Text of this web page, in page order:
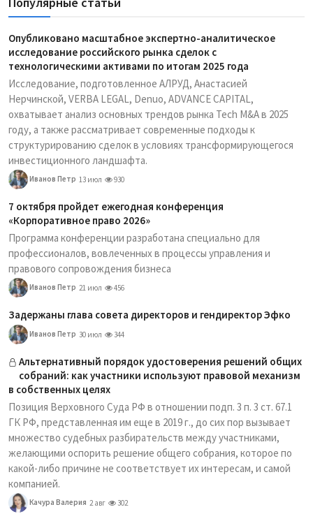
Опубликовано масштабное экспертно-аналитическое
исследование российского рынка сделок с
технологическими активами по итогам 2025 года
Исследование, подготовленное АЛРУД, Анастасией
Нерчинской, VERBA LEGAL, Denuo, ADVANCE CAPITAL,
охватывает анализ основных трендов рынка Tech M&A в 2025
году, а также рассматривает современные подходы к
структурированию сделок в условиях трансформирующегося
инвестиционного ландшафта.
Иванов Петр 13 июл 930
7 октября пройдет ежегодная конференция
«Корпоративное право 2026»
Программа конференции разработана специально для
профессионалов, вовлеченных в процессы управления и
правового сопровождения бизнеса
Иванов Петр 21 июл 456
Задержаны глава совета директоров и гендиректор Эфко
Иванов Петр 30 июл 344
Альтернативный порядок удостоверения решений общих
собраний: как участники используют правовой механизм
в собственных целях
Позиция Верховного Суда РФ в отношении подп. 3 п. 3 ст. 67.1
ГК РФ, представленная им еще в 2019 г., до сих пор вызывает
множество судебных разбирательств между участниками,
желающими оспорить решение общего собрания, которое по
какой-либо причине не соответствует их интересам, и самой
компанией.
Качура Валерия 2 авг 302